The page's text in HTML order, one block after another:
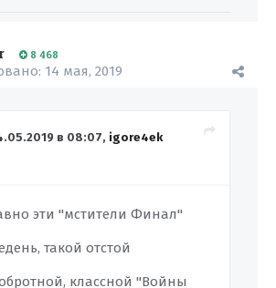
8 468
14 мая, 2019
в 08:07, igore4ek
эти "мстители Финал"
такой отстой
классной "Войны